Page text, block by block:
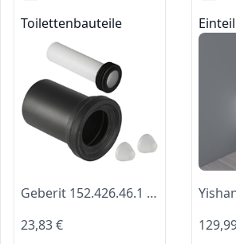
Toilettenbauteile
Geberit 152.426.46.1 Anschlussset für Wand-WC PE d90 / 110, 180mm mit Deckkappen
23,83 €